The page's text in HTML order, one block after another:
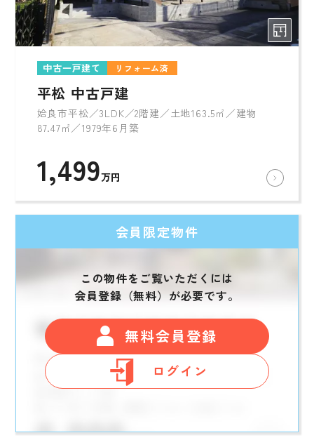
中古一戸建て リフォーム済
平松 中古戸建
姶良市平松／3LDK／2階建／土地163.5㎡／建物
87.47㎡／1979年6月築
1,499万円
会員限定物件
この物件をご覧いただくには
会員登録（無料）が必要です。
無料会員登録
ログイン